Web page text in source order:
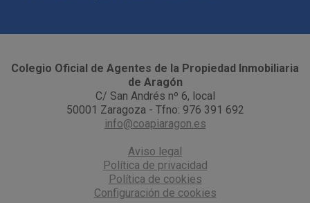
Colegio Oficial de Agentes de la Propiedad Inmobiliaria
de Aragón
C/ San Andrés nº 6, local
50001 Zaragoza - Tfno: 976 391 692
info@coapiaragon.es
Aviso legal
Política de privacidad
Política de cookies
Configuración de cookies